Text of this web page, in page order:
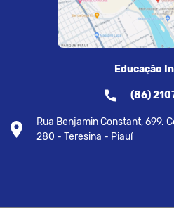
Educação
(86)
Rua Benjamin Constant, 699.
280 - Teresina - Piauí